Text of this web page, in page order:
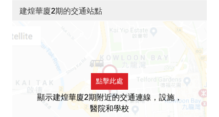
建煌華廈2期的交通站點
點擊此處
顯示建煌華廈2期附近的交通連線，設施，
醫院和學校